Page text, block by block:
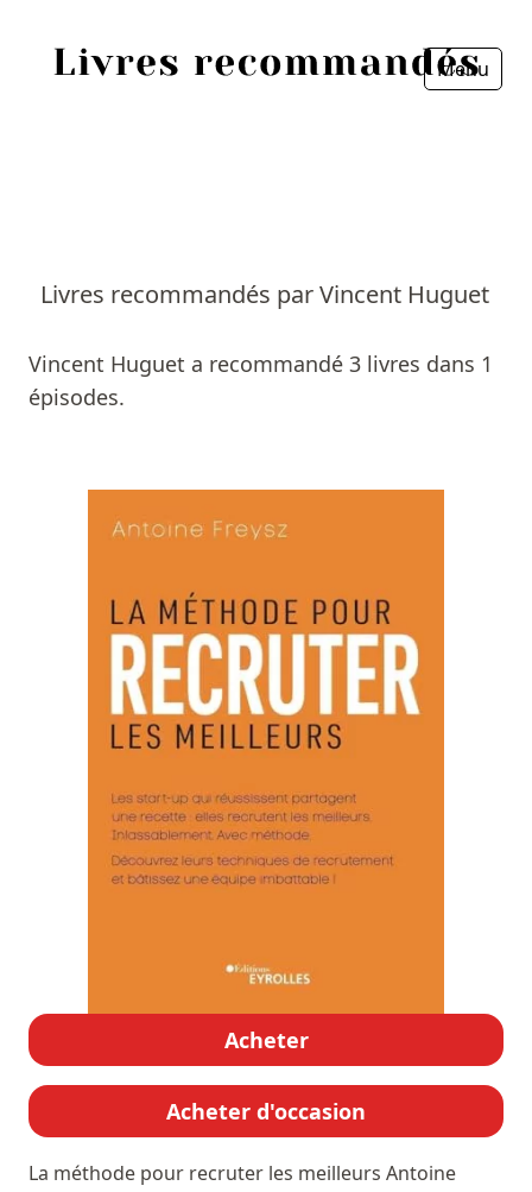
Menu
Livres recommandés par Vincent Huguet
Vincent Huguet a recommandé 3 livres dans 1
épisodes.
Acheter
Acheter d'occasion
La méthode pour recruter les meilleurs Antoine
Livres
Prix littéraires
Fermer